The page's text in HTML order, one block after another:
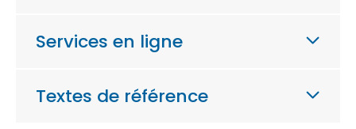
Services en ligne
Textes de référence